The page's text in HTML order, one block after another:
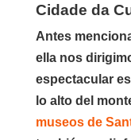
Cidade da
Antes
ella nos
espectacular
lo alto del
museos de